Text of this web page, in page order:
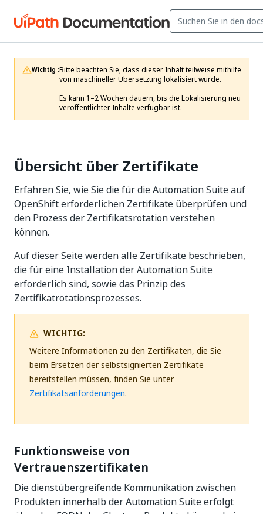
Wichtig :Bitte beachten Sie, dass dieser Inhalt teilweise mithilfe
von maschineller Übersetzung lokalisiert wurde.
Es kann 1–2 Wochen dauern, bis die Lokalisierung neu
veröffentlichter Inhalte verfügbar ist.
Übersicht über Zertifikate
Erfahren Sie, wie Sie die für die Automation Suite auf
OpenShift erforderlichen Zertifikate überprüfen und
den Prozess der Zertifikatsrotation verstehen
können.
Auf dieser Seite werden alle Zertifikate beschrieben,
die für eine Installation der Automation Suite
erforderlich sind, sowie das Prinzip des
Zertifikatrotationsprozesses.
WICHTIG:
Weitere Informationen zu den Zertifikaten, die Sie
beim Ersetzen der selbstsignierten Zertifikate
bereitstellen müssen, finden Sie unter
Zertifikatsanforderungen.
Funktionsweise von
Vertrauenszertifikaten
Die dienstübergreifende Kommunikation zwischen
Produkten innerhalb der Automation Suite erfolgt